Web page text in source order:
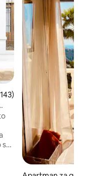
ocjena: 4,92/5,
s